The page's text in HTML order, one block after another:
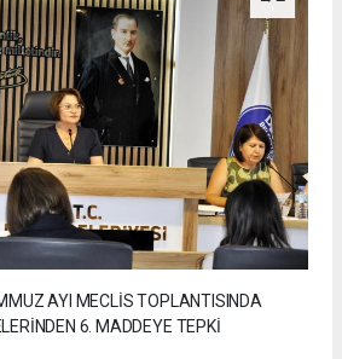
AYI MECLİS TOPLANTISINDA
6. MADDEYE TEPKİ